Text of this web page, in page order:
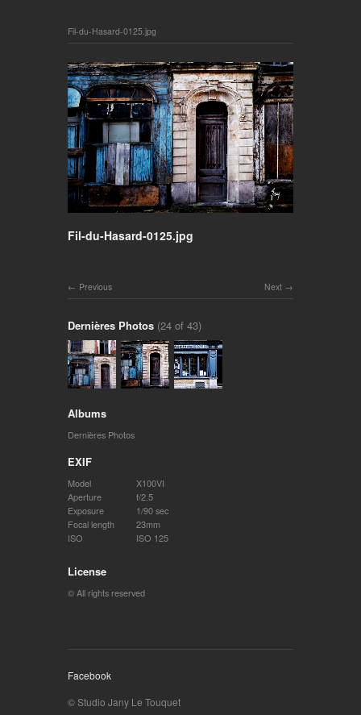
Fil-du-Hasard-0125.jpg
Fil-du-Hasard-0125.jpg
Next
Previous
Dernières Photos (24 of 43)
Albums
Dernières Photos
EXIF
Model
X100VI
Aperture
f/2.5
Exposure
1/90 sec
Focal length
23mm
ISO
ISO 125
License
© All rights reserved
Facebook
© Studio Jany Le Touquet